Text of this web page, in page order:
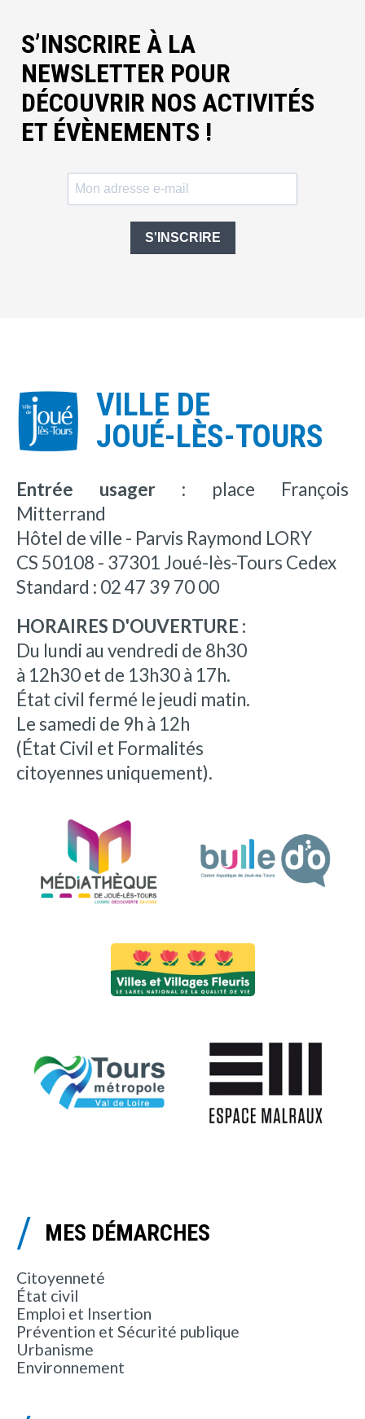
S’INSCRIRE À LA
NEWSLETTER POUR
DÉCOUVRIR NOS ACTIVITÉS
ET ÉVÈNEMENTS !
S'INSCRIRE
VILLE DE
JOUÉ-LÈS-TOURS
Entrée usager : place François
Mitterrand
Hôtel de ville - Parvis Raymond LORY
CS 50108 - 37301 Joué-lès-Tours Cedex
Standard : 02 47 39 70 00
HORAIRES D'OUVERTURE :
Du lundi au vendredi de 8h30
à 12h30 et de 13h30 à 17h.
État civil fermé le jeudi matin.
Le samedi de 9h à 12h
(État Civil et Formalités
citoyennes uniquement).
MES DÉMARCHES
Citoyenneté
État civil
Emploi et Insertion
Prévention et Sécurité publique
Urbanisme
Environnement